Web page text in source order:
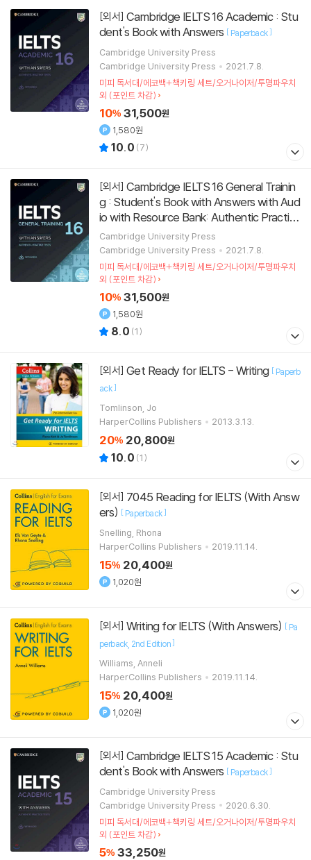
[외서]
dent's Book with Answers [ Paperback]
Cambridge University Press
Cambridge University Press
2021.7.8.
미피 독서대/에코백+책키링 세트/오거나이저/투명파우치
외 (포인트 차감)
10% 31,500원
1,580원
10.0 (7)
[외서]
g : Student's Book with Answers with Aud
io with Resource Bank: Authentic Practic
e Tests[Paperback]
Cambridge University Press
Cambridge University Press
2021.7.8.
미피 독서대/에코백+책키링 세트/오거나이저/투명파우치
외 (포인트 차감)
10% 31,500원
1,580원
8.0 (1)
[외서] Get Ready for IELTS - Writing [ Paperb
ack]
Tomlinson, Jo
HarperCollins Publishers
2013.3.13.
20% 20,800원
10.0 (1)
[외서]
ers) [ Paperback]
Snelling, Rhona
HarperCollins Publishers
2019.11.14.
15% 20,400원
1,020원
[외서] Writing for IELTS (With Answers) [ Pa
perback 2nd Edition]
Williams, Anneli
HarperCollins Publishers
2019.11.14.
15% 20,400원
1,020원
[외서]
dent's Book with Answers [ Paperback]
Cambridge University Press
Cambridge University Press
2020.6.30.
미피 독서대/에코백+책키링 세트/오거나이저/투명파우치
외 (포인트 차감)
5% 33,250원